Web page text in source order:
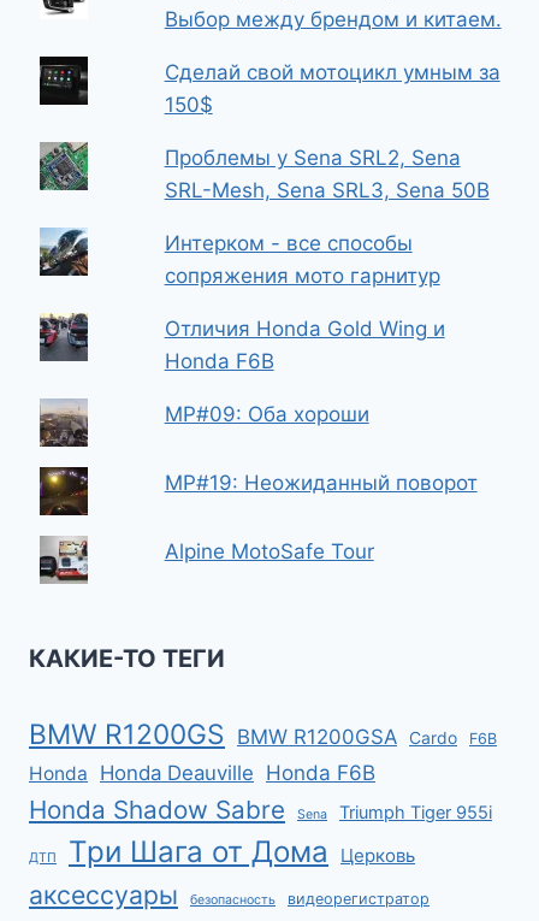
Выбор между брендом и китаем.
Сделай свой мотоцикл умным за
150$
Проблемы у Sena SRL2, Sena
SRL-Mesh, Sena SRL3, Sena 50B
Интерком - все способы
сопряжения мото гарнитур
Отличия Honda Gold Wing и
Honda F6B
МР#09: Оба хороши
МР#19: Неожиданный поворот
Alpine MotoSafe Tour⁠⁠
КАКИЕ-ТО ТЕГИ
BMW R1200GS BMW R1200GSA Cardo F6B
Honda Honda Deauville Honda F6B
Honda Shadow Sabre Sena Triumph Tiger 955i
ДТП Три Шага от Дома Церковь
аксессуары безопасность видеорегистратор